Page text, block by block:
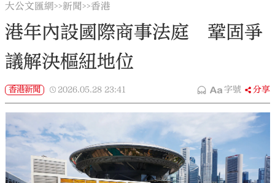
大公文匯網>>新聞>>香港
港年內設國際商事法庭 鞏固爭
議解決樞紐地位
香港新聞 2026.05.28 23:41 字號 分享